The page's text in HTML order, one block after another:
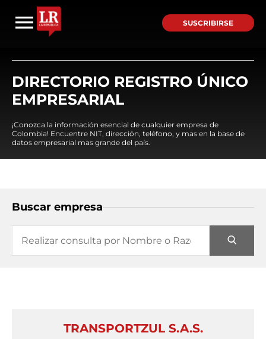
SUSCRIBIRSE
DIRECTORIO REGISTRO ÚNICO
EMPRESARIAL
¡Conozca la información esencial de cualquier empresa de
Colombia! Encuentre NIT, dirección, teléfono, y mas en la base de
datos empresarial mas grande del país.
Buscar empresa
TRANSPORTZUL S.A.S.